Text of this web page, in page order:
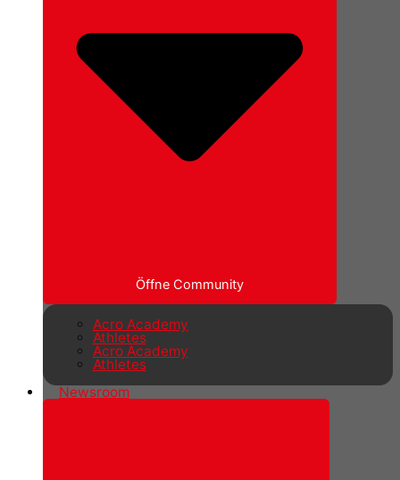
Öffne Community
Acro Academy
Athletes
Acro Academy
Athletes
Newsroom